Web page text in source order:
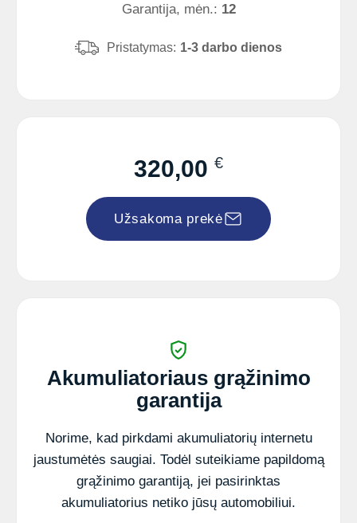
Garantija, mėn.: 12
Pristatymas: 1-3 darbo dienos
320,00 €
Užsakoma prekė
Akumuliatoriaus grąžinimo
garantija
Norime, kad pirkdami akumuliatorių internetu
jaustumėtės saugiai. Todėl suteikiame papildomą
grąžinimo garantiją, jei pasirinktas
akumuliatorius netiko jūsų automobiliui.